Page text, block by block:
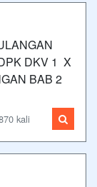
DKV 1 X
BAB 2
kali